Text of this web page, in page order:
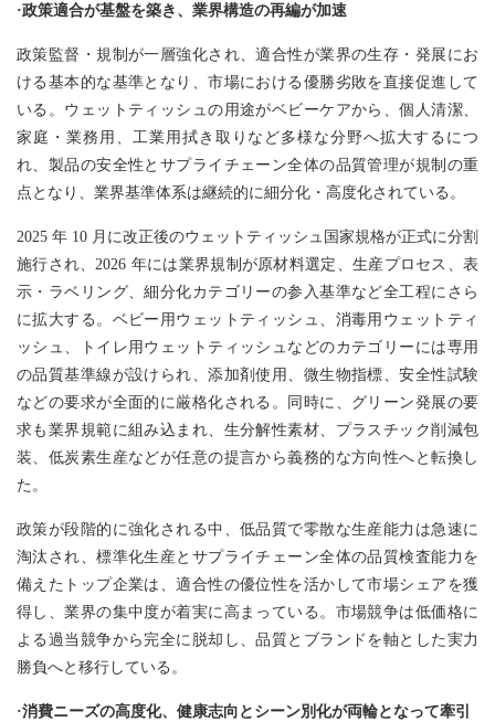
·政策適合が基盤を築き、業界構造の再編が加速
政策監督・規制が一層強化され、適合性が業界の生存・発展にお
ける基本的な基準となり、市場における優勝劣敗を直接促進して
いる。ウェットティッシュの用途がベビーケアから、個人清潔、
家庭・業務用、工業用拭き取りなど多様な分野へ拡大するにつ
れ、製品の安全性とサプライチェーン全体の品質管理が規制の重
点となり、業界基準体系は継続的に細分化・高度化されている。
2025 年 10 月に改正後のウェットティッシュ国家規格が正式に分割
施行され、2026 年には業界規制が原材料選定、生産プロセス、表
示・ラベリング、細分化カテゴリーの参入基準など全工程にさら
に拡大する。ベビー用ウェットティッシュ、消毒用ウェットティ
ッシュ、トイレ用ウェットティッシュなどのカテゴリーには専用
の品質基準線が設けられ、添加剤使用、微生物指標、安全性試験
などの要求が全面的に厳格化される。同時に、グリーン発展の要
求も業界規範に組み込まれ、生分解性素材、プラスチック削減包
装、低炭素生産などが任意の提言から義務的な方向性へと転換し
た。
政策が段階的に強化される中、低品質で零散な生産能力は急速に
淘汰され、標準化生産とサプライチェーン全体の品質検査能力を
備えたトップ企業は、適合性の優位性を活かして市場シェアを獲
得し、業界の集中度が着実に高まっている。市場競争は低価格に
よる過当競争から完全に脱却し、品質とブランドを軸とした実力
勝負へと移行している。
·消費ニーズの高度化、健康志向とシーン別化が両輪となって牽引